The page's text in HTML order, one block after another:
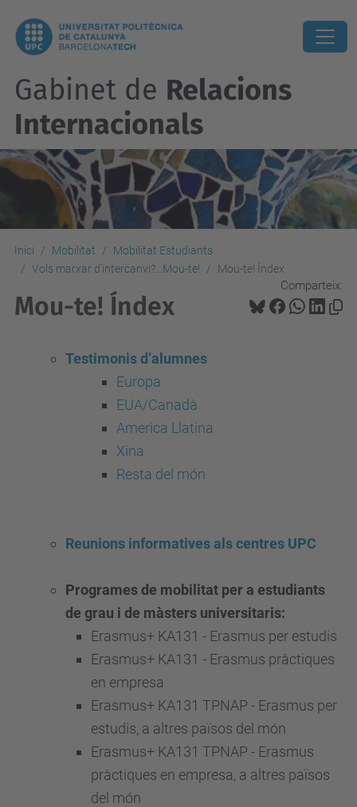
Gabinet de Relacions
Internacionals
Inici Mobilitat
Mobilitat Estudiants
Vols marxar d'intercanvi?...Mou-te!
Mou-te! Índex
Comparteix:
Mou-te! Índex
Testimonis d’alumnes
Europa
EUA/Canadà
America Llatina
Xina
Resta del món
Reunions informatives als centres UPC
Programes de mobilitat per a estudiants
de grau i de màsters universitaris:
Erasmus+ KA131 - Erasmus per estudis
Erasmus+ KA131 - Erasmus pràctiques
en empresa
Erasmus+ KA131 TPNAP - Erasmus per
estudis, a altres països del món
Erasmus+ KA131 TPNAP - Erasmus
pràctiques en empresa, a altres països
del món